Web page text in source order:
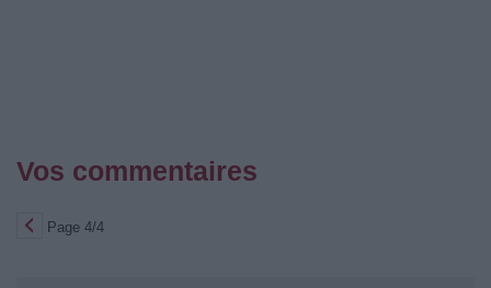
Vos commentaires
Page 4/4